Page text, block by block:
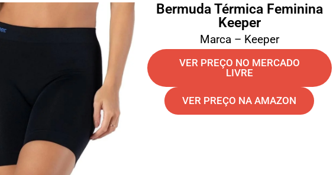
Bermuda Térmica Feminina
Keeper
Marca – Keeper
VER PREÇO NO MERCADO
LIVRE
VER PREÇO NA AMAZON